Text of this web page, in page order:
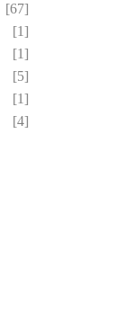
[67]
[1]
[1]
[5]
[1]
[4]